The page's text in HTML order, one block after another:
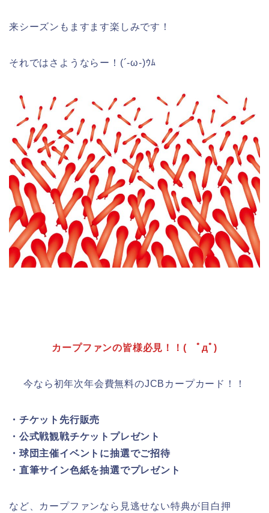
来シーズンもますます楽しみです！
それではさようならー！(´-ω-)ｳﾑ
カープファンの皆様必見！！( ﾟдﾟ)
今なら初年次年会費無料のJCBカープカード！！
・チケット先行販売
・公式戦観戦チケットプレゼント
・球団主催イベントに抽選でご招待
・直筆サイン色紙を抽選でプレゼント
など、カープファンなら見逃せない特典が目白押